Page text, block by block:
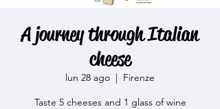
A journey through Italian
cheese
lun 28 ago
  |
Firenze
Taste 5 cheeses and 1 glass of wine